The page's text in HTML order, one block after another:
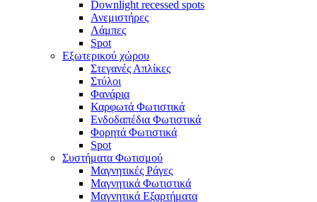
Downlight recessed spots
Ανεμιστήρες
Λάμπες
Spot
Εξωτερικού χώρου
Στεγανές Απλίκες
Στύλοι
Φανάρια
Καρφωτά Φωτιστικά
Ενδοδαπέδια Φωτιστικά
Φορητά Φωτιστικά
Spot
Συστήματα Φωτισμού
Μαγνητικές Ράγες
Μαγνητικά Φωτιστικά
Μαγνητικά Εξαρτήματα